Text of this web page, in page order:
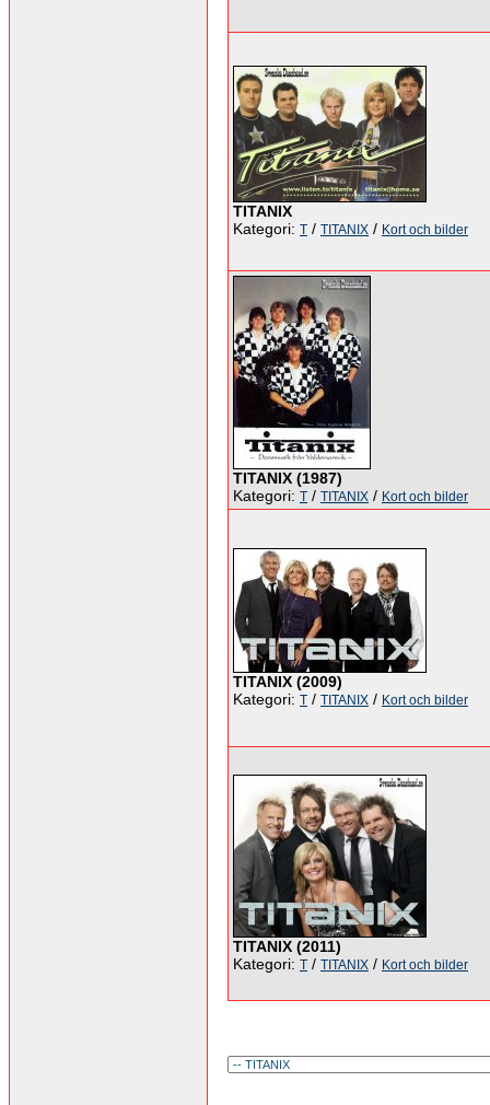
TITANIX
Kategori: T / TITANIX / Kort och bilder
TITANIX (1987)
Kategori: T / TITANIX / Kort och bilder
TITANIX (2009)
Kategori: T / TITANIX / Kort och bilder
TITANIX (2011)
Kategori: T / TITANIX / Kort och bilder